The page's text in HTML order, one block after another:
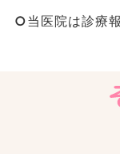
○当医院は診療